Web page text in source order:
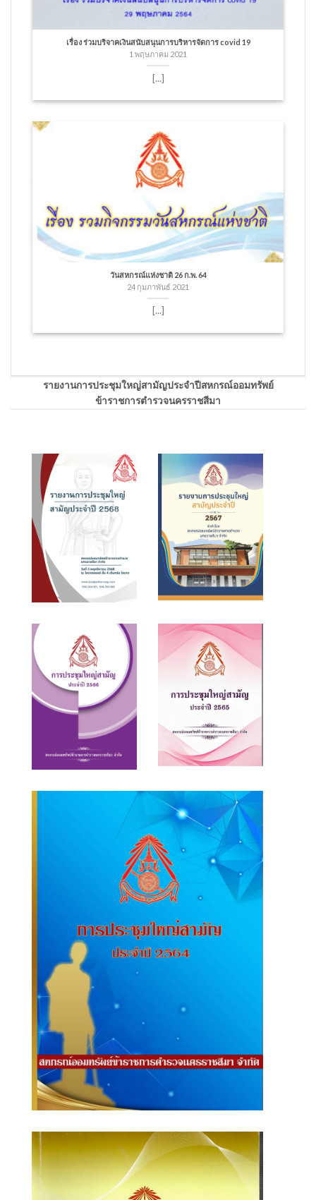
เรื่อง ร่วมบริจาคเงินสนับสนุนการบริหารจัดการ covid 19
1 พฤษภาคม 2021
[...]
วันสหกรณ์แห่งชาติ 26 ก.พ. 64
24 กุมภาพันธ์ 2021
[...]
รายงานการประชุมใหญ่สามัญประจำปีสหกรณ์ออมทรัพย์
ข้าราชการตำรวจนครราชสีมา